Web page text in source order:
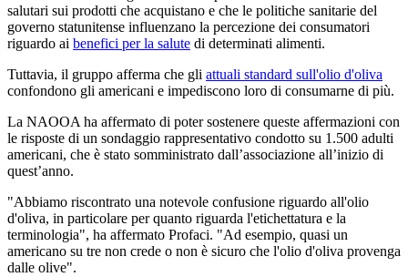
salutari sui prodotti che acquistano e che le politiche sanitarie del
governo statunitense influenzano la percezione dei consumatori
riguardo ai benefici per la salute di determinati alimenti.
Tuttavia, il gruppo afferma che gli attuali standard sull'olio d'oliva
confondono gli americani e impediscono loro di consumarne di più.
La NAOOA ha affermato di poter sostenere queste affermazioni con
le risposte di un sondaggio rappresentativo condotto su 1.500 adulti
americani, che è stato somministrato dall’associazione all’inizio di
quest’anno.
"Abbiamo riscontrato una notevole confusione riguardo all'olio
d'oliva, in particolare per quanto riguarda l'etichettatura e la
terminologia", ha affermato Profaci. "Ad esempio, quasi un
americano su tre non crede o non è sicuro che l'olio d'oliva provenga
dalle olive".